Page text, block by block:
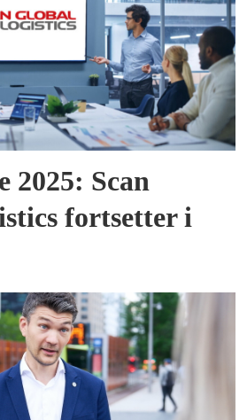
2025: Scan
fortsetter i